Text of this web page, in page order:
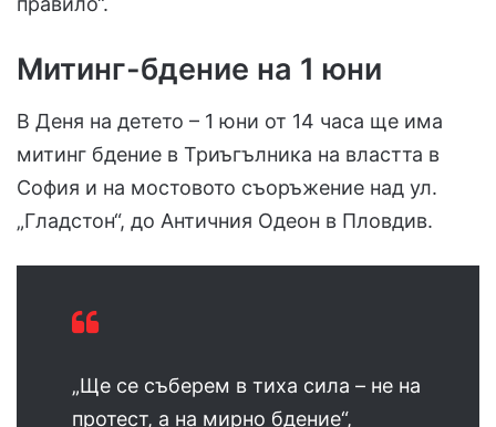
Митинг-бдение на 1 юни
В Деня на детето – 1 юни от 14 часа ще има
митинг бдение в Триъгълника на властта в
София и на мостовото съоръжение над ул.
„Гладстон“, до Античния Одеон в Пловдив.
„Ще се съберем в тиха сила – не на
протест, а на мирно бдение“,